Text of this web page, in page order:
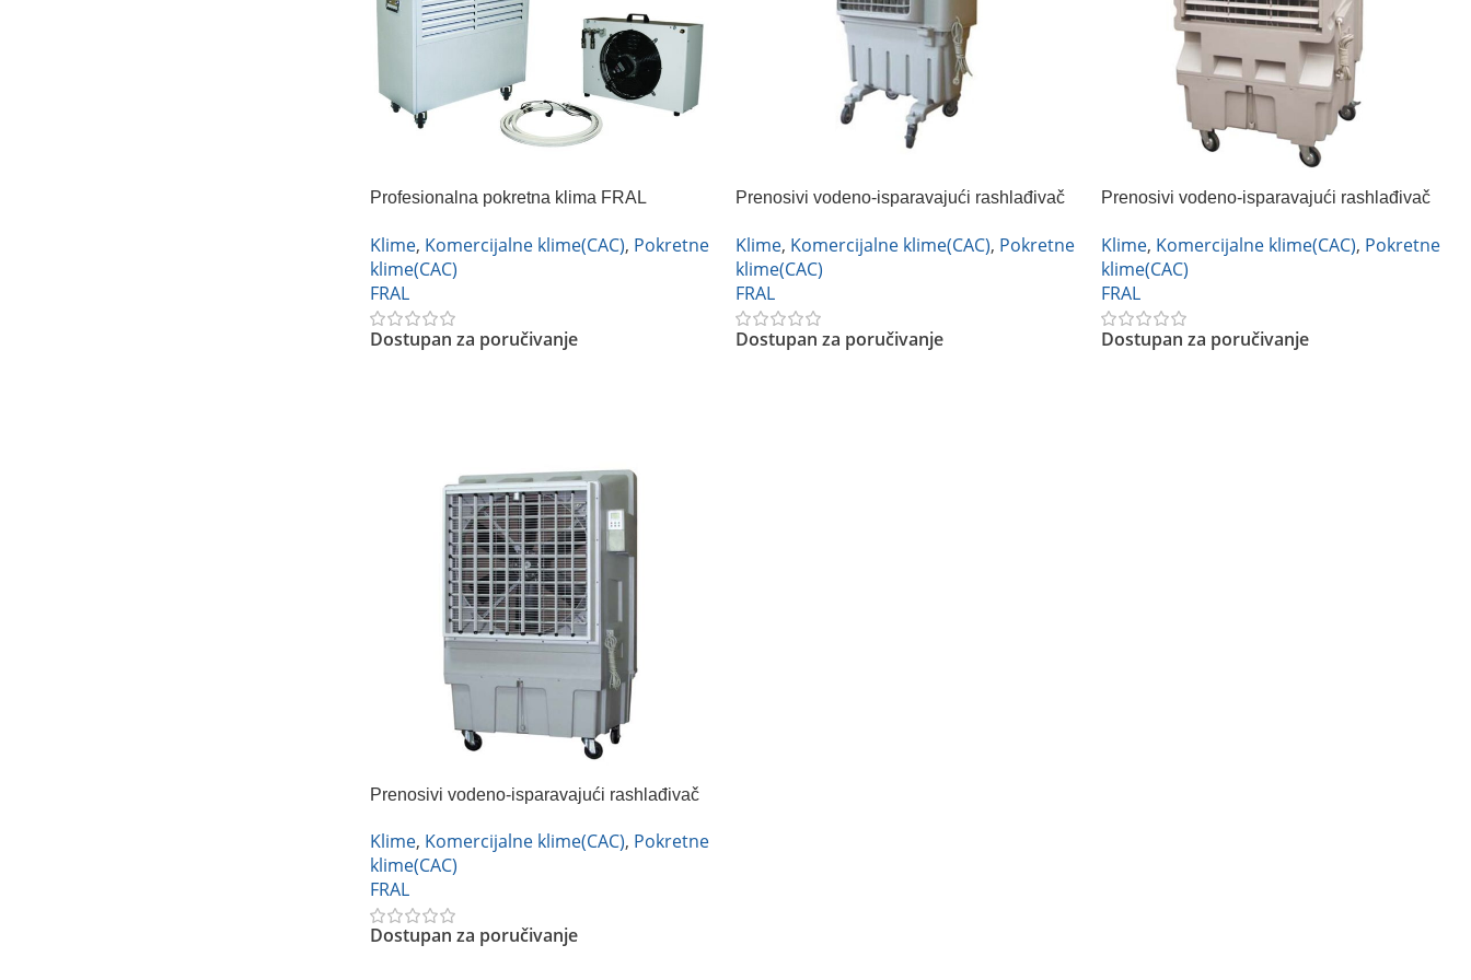
Profesionalna pokretna klima FRAL
Klime, Komercijalne klime(CAC), Pokretne
klime(CAC)
FRAL
Dostupan za poručivanje
Prenosivi vodeno-isparavajući rashlađivač
Klime, Komercijalne klime(CAC), Pokretne
klime(CAC)
FRAL
Dostupan za poručivanje
Prenosivi vodeno-isparavajući rashlađivač
Klime, Komercijalne klime(CAC), Pokretne
klime(CAC)
FRAL
Dostupan za poručivanje
Prenosivi vodeno-isparavajući rashlađivač
Klime, Komercijalne klime(CAC), Pokretne
klime(CAC)
FRAL
Dostupan za poručivanje